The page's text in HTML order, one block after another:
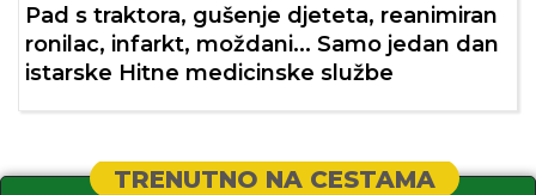
Pad s traktora, gušenje djeteta, reanimiran
ronilac, infarkt, moždani... Samo jedan dan
istarske Hitne medicinske službe
TRENUTNO NA CESTAMA